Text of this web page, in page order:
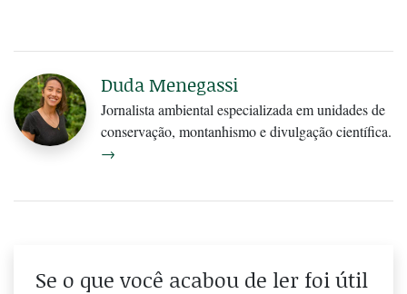
Duda Menegassi
Jornalista ambiental especializada em unidades de
conservação, montanhismo e divulgação científica.
→
Se o que você acabou de ler foi útil